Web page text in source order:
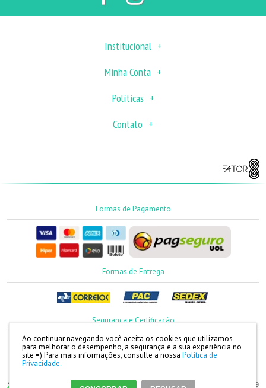
Ao continuar navegando você aceita os cookies que utilizamos
para melhorar o desempenho, a segurança e a sua experiência no
site =) Para mais informações, consulte a nossa Política de
Privacidade.
Institucional
Minha Conta
Políticas
Contato
Formas de Pagamento
Formas de Entrega
Segurança e Certificação
SLC Bonés | Razão Social: SLC Bonés Promocionais Ltda | CNPJ: 73.428.633/0001-79